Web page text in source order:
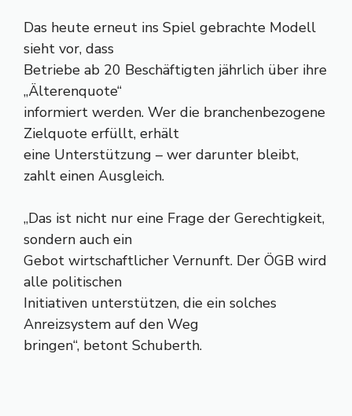
Das heute erneut ins Spiel gebrachte Modell
sieht vor, dass
Betriebe ab 20 Beschäftigten jährlich über ihre
„Älterenquote“
informiert werden. Wer die branchenbezogene
Zielquote erfüllt, erhält
eine Unterstützung – wer darunter bleibt,
zahlt einen Ausgleich.
„Das ist nicht nur eine Frage der Gerechtigkeit,
sondern auch ein
Gebot wirtschaftlicher Vernunft. Der ÖGB wird
alle politischen
Initiativen unterstützen, die ein solches
Anreizsystem auf den Weg
bringen“, betont Schuberth.